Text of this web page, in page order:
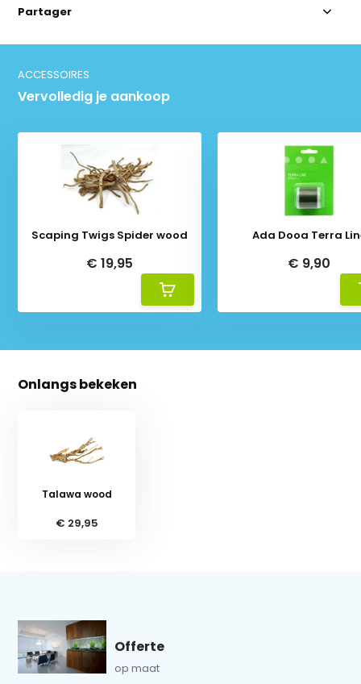
Partager
ACCESSOIRES
Vervolledig je aankoop
Scaping Twigs Spider wood
€ 19,95
Ada Dooa Terra
€ 9,90
Onlangs bekeken
Talawa wood
€ 29,95
Offerte
op maat